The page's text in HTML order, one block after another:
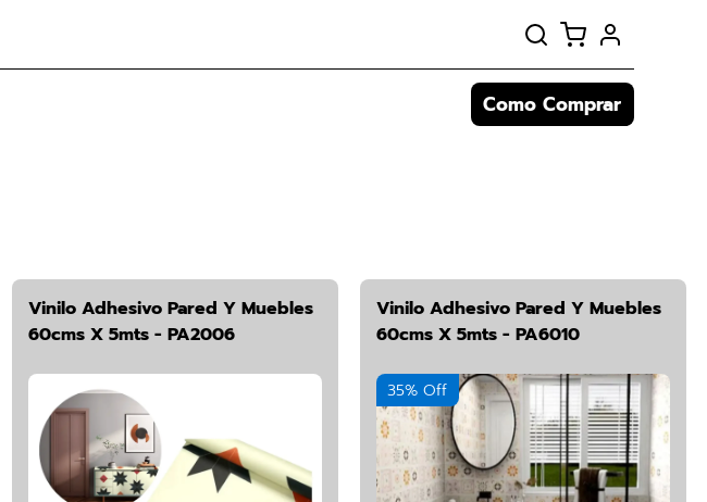
Como Comprar
Vinilo Adhesivo Pared Y Muebles
60cms X 5mts - PA2006
Vinilo Adhesivo Pared Y Muebles
60cms X 5mts - PA6010
35% Off